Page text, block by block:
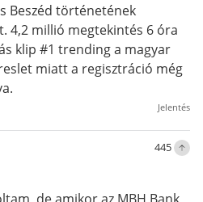
Beszéd történetének
4,2 millió megtekintés 6 óra
klip #1 trending a magyar
miatt a regisztráció még
Jelentés
445